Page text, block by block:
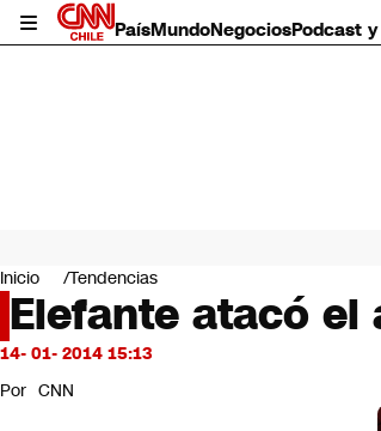
PaísMundoNegociosPodcast
Mundo
Negocios
Deportes
Programas completos
Servicios
Inicio Tendencias
Elefante atacó
14- 01- 2014 15:13
Por CNN